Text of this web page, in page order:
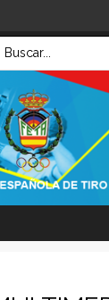
LOG IN
Usuario
Contraseña
Recuérdeme